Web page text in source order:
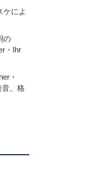
ケによ
の
・Ihr
・
音、格